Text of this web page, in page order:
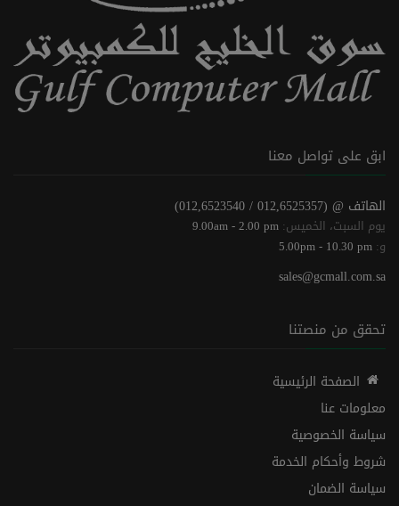
ابق على تواصل معنا
الهاتف @ (012,6525357 / 012,6523540)
يوم السبت، الخميس: 9.00am - 2.00 pm
و: 5.00pm - 10.30 pm
sales@gcmall.com.sa
تحقق من منصتنا
الصفحة الرئيسية
معلومات عنا
سياسة الخصوصية
شروط وأحكام الخدمة
سياسة الضمان